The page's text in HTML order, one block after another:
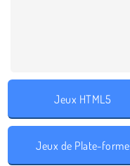
Jeux HTML5
Jeux de Plate-forme